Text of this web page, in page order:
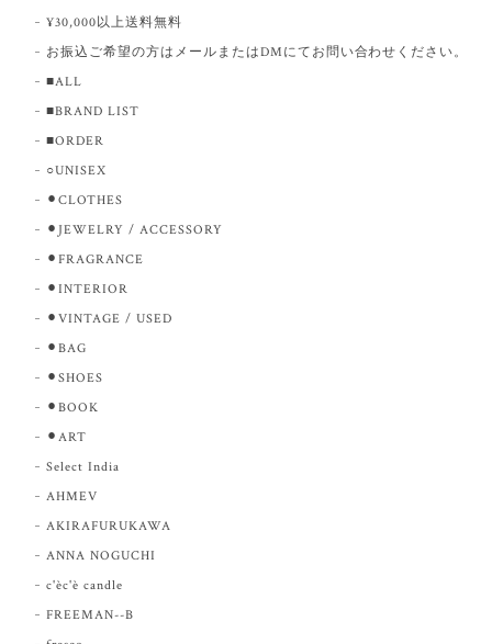
¥30,000以上送料無料
お振込ご希望の方はメールまたはDMにてお問い合わせください。
■ALL
■BRAND LIST
■ORDER
○UNISEX
⚫︎CLOTHES
⚫︎JEWELRY / ACCESSORY
⚫︎FRAGRANCE
⚫︎INTERIOR
⚫︎VINTAGE / USED
⚫︎BAG
⚫︎SHOES
⚫︎BOOK
⚫︎ART
Select India
AHMEV
AKIRAFURUKAWA
ANNA NOGUCHI
c'èc'è candle
FREEMAN--B